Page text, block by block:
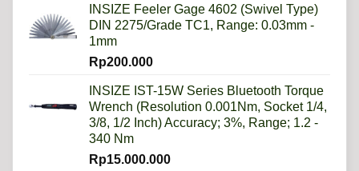
INSIZE Feeler Gage 4602 (Swivel Type)
DIN 2275/Grade TC1, Range: 0.03mm -
1mm
Rp200.000
INSIZE IST-15W Series Bluetooth Torque
Wrench (Resolution 0.001Nm, Socket 1/4,
3/8, 1/2 Inch) Accuracy; 3%, Range; 1.2 -
340 Nm
Rp15.000.000